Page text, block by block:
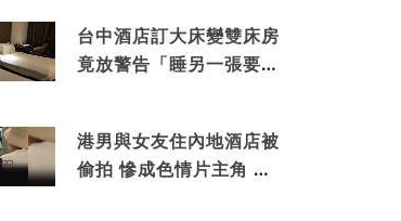
台中酒店訂大床變雙床房
竟放警告「睡另一張要加
港男與女友住內地酒店被
偷拍 慘成色情片主角 鏡